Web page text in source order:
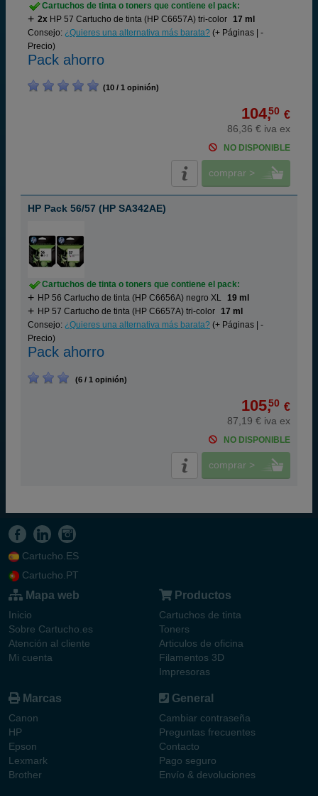
Cartuchos de tinta o toners que contiene el pack:
2x HP 57 Cartucho de tinta (HP C6657A) tri-color 17 ml
Consejo: ¿Quieres una alternativa más barata? (+ Páginas | -
Precio)
Pack ahorro
(10 / 1 opinión)
104,50 €
86,36 € iva ex
NO DISPONIBLE
comprar >
HP Pack 56/57 (HP SA342AE)
Cartuchos de tinta o toners que contiene el pack:
HP 56 Cartucho de tinta (HP C6656A) negro XL 19 ml
HP 57 Cartucho de tinta (HP C6657A) tri-color 17 ml
Consejo: ¿Quieres una alternativa más barata? (+ Páginas | -
Precio)
Pack ahorro
(6 / 1 opinión)
105,50 €
87,19 € iva ex
NO DISPONIBLE
comprar >
Cartucho.ES
Cartucho.PT
Mapa web
Inicio
Sobre Cartucho.es
Atención al cliente
Mi cuenta
Productos
Cartuchos de tinta
Toners
Articulos de oficina
Filamentos 3D
Impresoras
Marcas
Canon
HP
Epson
Lexmark
Brother
General
Cambiar contraseña
Preguntas frecuentes
Contacto
Pago seguro
Envío & devoluciones